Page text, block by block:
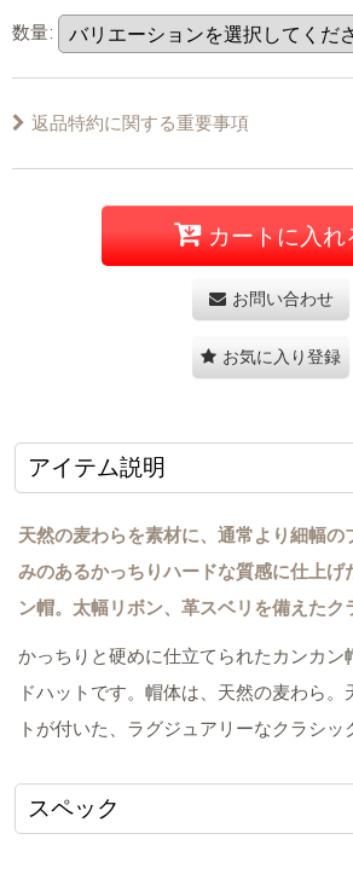
数量:
返品特約に関する重要事項
カートに入れ
お問い合わせ
お気に入り登録
アイテム説明
天然の麦わらを素材に、通常より細幅の
みのあるかっちりハードな質感に仕上げ
ン帽。太幅リボン、革スベリを備えたク
かっちりと硬めに仕立てられたカンカン
ドハットです。帽体は、天然の麦わら。
トが付いた、ラグジュアリーなクラシッ
スペック